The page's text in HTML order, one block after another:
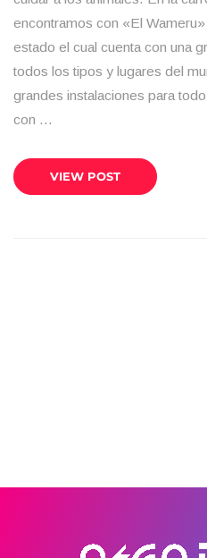
encontramos con «El
estado el cual cuenta con una
todos los tipos y lugares del
grandes instalaciones para
con …
VIEW POST